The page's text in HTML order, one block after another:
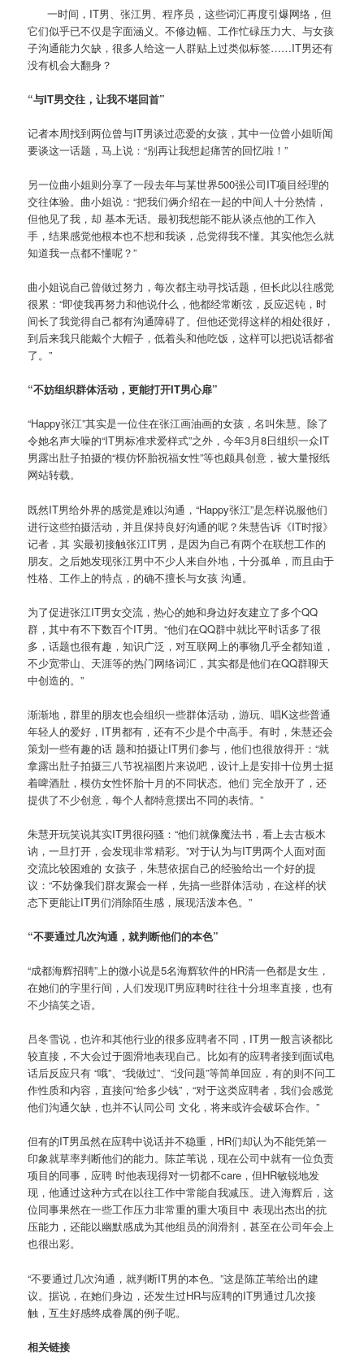
一时间，IT男、张江男、程序员，这些词汇再度引爆网络，但
它们似乎已不仅是字面涵义。不修边幅、工作忙碌压力大、与女孩
子沟通能力欠缺，很多人给这一人群贴上过类似标签……IT男还有
没有机会大翻身？
“与IT男交往，让我不堪回首”
记者本周找到两位曾与IT男谈过恋爱的女孩，其中一位曾小姐听闻
要谈这一话题，马上说：“别再让我想起痛苦的回忆啦！”
另一位曲小姐则分享了一段去年与某世界500强公司IT项目经理的
交往体验。曲小姐说：“把我们俩介绍在一起的中间人十分热情，
但他见了我，却 基本无话。最初我想能不能从谈点他的工作入
手，结果感觉他根本也不想和我谈，总觉得我不懂。其实他怎么就
知道我一点都不懂呢？”
曲小姐说自己曾做过努力，每次都主动寻找话题，但长此以往感觉
很累：“即使我再努力和他说什么，他都经常断弦，反应迟钝，时
间长了我觉得自己都有沟通障碍了。但他还觉得这样的相处很好，
到后来我只能戴个大帽子，低着头和他吃饭，这样可以把说话都省
了。”
“不妨组织群体活动，更能打开IT男心扉”
“Happy张江”其实是一位住在张江画油画的女孩，名叫朱慧。除了
令她名声大噪的“IT男标准求爱样式”之外，今年3月8日组织一众IT
男露出肚子拍摄的“模仿怀胎祝福女性”等也颇具创意，被大量报纸
网站转载。
既然IT男给外界的感觉是难以沟通，“Happy张江”是怎样说服他们
进行这些拍摄活动，并且保持良好沟通的呢？朱慧告诉《IT时报》
记者，其 实最初接触张江IT男，是因为自己有两个在联想工作的
朋友。之后她发现张江男中不少人来自外地，十分孤单，而且由于
性格、工作上的特点，的确不擅长与女孩 沟通。
为了促进张江IT男女交流，热心的她和身边好友建立了多个QQ
群，其中有不下数百个IT男。“他们在QQ群中就比平时话多了很
多，话题也很有趣，知识广泛，对互联网上的事物几乎全都知道，
不少宽带山、天涯等的热门网络词汇，其实都是他们在QQ群聊天
中创造的。”
渐渐地，群里的朋友也会组织一些群体活动，游玩、唱K这些普通
年轻人的爱好，IT男都有，还有不少是个中高手。有时，朱慧还会
策划一些有趣的话 题和拍摄让IT男们参与，他们也很放得开：“就
拿露出肚子拍摄三八节祝福图片来说吧，设计上是安排十位男士挺
着啤酒肚，模仿女性怀胎十月的不同状态。他们 完全放开了，还
提供了不少创意，每个人都特意摆出不同的表情。”
朱慧开玩笑说其实IT男很闷骚：“他们就像魔法书，看上去古板木
讷，一旦打开，会发现非常精彩。”对于认为与IT男两个人面对面
交流比较困难的 女孩子，朱慧依据自己的经验给出一个好的提
议：“不妨像我们群友聚会一样，先搞一些群体活动，在这样的状
态下更能让IT男们消除陌生感，展现活泼本色。”
“不要通过几次沟通，就判断他们的本色”
“成都海辉招聘”上的微小说是5名海辉软件的HR清一色都是女生，
在她们的字里行间，人们发现IT男应聘时往往十分坦率直接，也有
不少搞笑之语。
吕冬雪说，也许和其他行业的很多应聘者不同，IT男一般言谈都比
较直接，不大会过于圆滑地表现自己。比如有的应聘者接到面试电
话后反应只有 “哦”、“我做过”、“没问题”等简单回应，有的则不问工
作性质和内容，直接问“给多少钱”，“对于这类应聘者，我们会感觉
他们沟通欠缺，也并不认同公司 文化，将来或许会破坏合作。”
但有的IT男虽然在应聘中说话并不稳重，HR们却认为不能凭第一
印象就草率判断他们的能力。陈芷苇说，现在公司中就有一位负责
项目的同事，应聘 时他表现得对一切都不care，但HR敏锐地发
现，他通过这种方式在以往工作中常能自我减压。进入海辉后，这
位同事果然在一些工作压力非常重的重大项目中 表现出杰出的抗
压能力，还能以幽默感成为其他组员的润滑剂，甚至在公司年会上
也很出彩。
“不要通过几次沟通，就判断IT男的本色。”这是陈芷苇给出的建
议。据说，在她们身边，还发生过HR与应聘的IT男通过几次接
触，互生好感终成眷属的例子呢。
相关链接